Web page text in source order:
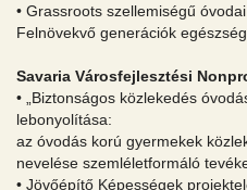
• Grassroots szellemiségű
Felnövekvő generációk
Savaria Városfejlesztési
• „Biztonságos közlekedés
lebonyolítása:
az óvodás korú gyermekek
nevelése szemléletformáló
• Jövőépítő Képességek